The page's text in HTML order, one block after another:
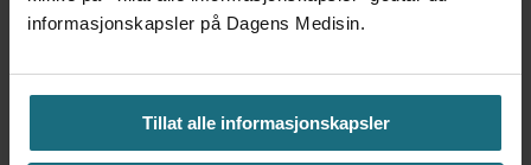
informasjonskapsler på Dagens Medisin.
Tillat alle informasjonskapsler
Dansk politi vil fengsle lege
for utskrivning av store
mengder Ozempic